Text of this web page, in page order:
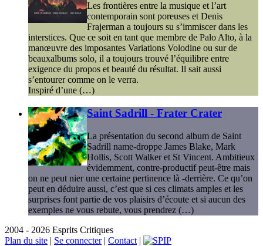
Les frontières entre la musique et l’art
contemporain sont poreuses et Denis
Frajerman a toujours su s’immiscer dans les
interstices. Que ce soit en tant que membre de Palo Alto, à la
manœuvre des imposantes Variations Volodine ou sur de
beauxalbums solo, il a toujours trouvé l’équilibre entre
exigence du propos et beauté du résultat. Il sait aussi
s’entourer comme on le verra.
Inspiré d’une (…)
Saint Sadrill - Frater Crater
La présentation du second album de Saint
Sadrill name-droppe James Blake, Mark
Hollis, Scott Walker et St Vincent. Ambitieux
évidemment, contre-productif peut-être mais
on ne peut nier une certaine pertinence là -derrière. Ce qu’on
peut en déduire aussi, c’est que si ces climats amples et les
surprises font partie de vos plaisirs d’écoute et si aucun des
exemples ne vous rebute, vous prendrez (…)
2004 - 2026 Esprits Critiques
Plan du site | Se connecter| Contact |